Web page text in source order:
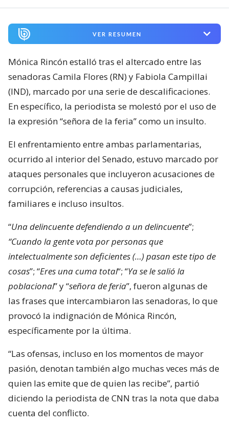
VER RESUMEN
Mónica Rincón estalló tras el altercado entre las
senadoras Camila Flores (RN) y Fabiola Campillai
(IND), marcado por una serie de descalificaciones.
En específico, la periodista se molestó por el uso de
la expresión “señora de la feria” como un insulto.
El enfrentamiento entre ambas parlamentarias,
ocurrido al interior del Senado, estuvo marcado por
ataques personales que incluyeron acusaciones de
corrupción, referencias a causas judiciales,
familiares e incluso insultos.
“Una delincuente defendiendo a un delincuente”;
“Cuando la gente vota por personas que
intelectualmente son deficientes (…) pasan este tipo de
cosas”; “Eres una cuma total“; “Ya se le salió la
poblacional” y “señora de feria”, fueron algunas de
las frases que intercambiaron las senadoras, lo que
provocó la indignación de Mónica Rincón,
específicamente por la última.
“Las ofensas, incluso en los momentos de mayor
pasión, denotan también algo muchas veces más de
quien las emite que de quien las recibe”, partió
diciendo la periodista de CNN tras la nota que daba
cuenta del conflicto.